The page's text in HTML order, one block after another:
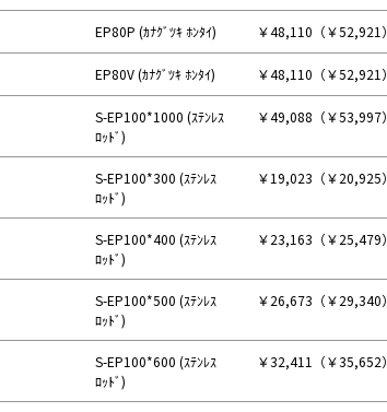
EP80P (ｶﾅｸﾞﾂｷ ﾎﾝﾀｲ) ￥48,110（￥52,921）
EP80V (ｶﾅｸﾞﾂｷ ﾎﾝﾀｲ) ￥48,110（￥52,921）
S-EP100*1000 (ｽﾃﾝﾚｽ
ﾛｯﾄﾞ)
￥49,088（￥53,997）
S-EP100*300 (ｽﾃﾝﾚｽ
ﾛｯﾄﾞ)
￥19,023（￥20,925）
S-EP100*400 (ｽﾃﾝﾚｽ
ﾛｯﾄﾞ)
￥23,163（￥25,479）
S-EP100*500 (ｽﾃﾝﾚｽ
ﾛｯﾄﾞ)
￥26,673（￥29,340）
S-EP100*600 (ｽﾃﾝﾚｽ
ﾛｯﾄﾞ)
￥32,411（￥35,652）